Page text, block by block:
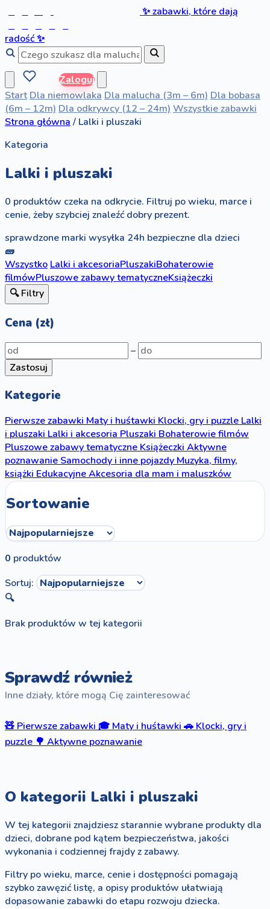
✨zabawki, które dają
radość✨
Zaloguj
Start Dla niemowlaka Dla malucha (3m – 6m) Dla bobasa
(6m – 12m) Dla odkrywcy (12 – 24m) Wszystkie zabawki
Strona główna / Lalki i pluszaki
Kategoria
Lalki i pluszaki
0 produktów czeka na odkrycie. Filtruj po wieku, marce i
cenie, żeby szybciej znaleźć dobry prezent.
sprawdzone marki wysyłka 24h bezpieczne dla dzieci
🧱
Wszystko Lalki i akcesoriaPluszakiBohaterowie
filmówPluszowe zabawy tematyczneKsiążeczki
🔍 Filtry
Cena (zł)
–
Zastosuj
Kategorie
Pierwsze zabawkiMaty i huśtawkiKlocki, gry i puzzleLalki
i pluszakiLalki i akcesoriaPluszakiBohaterowie filmów
Pluszowe zabawy tematyczneKsiążeczkiAktywne
poznawanieSamochody i inne pojazdyMuzyka, filmy,
książkiEdukacyjneAkcesoria dla mam i maluszków
Sortowanie
0 produktów
Sortuj:
🔍
Brak produktów w tej kategorii
Sprawdź również
Inne działy, które mogą Cię zainteresować
🧸 Pierwsze zabawki 🎓 Maty i huśtawki 🚗 Klocki, gry i
puzzle 🌳 Aktywne poznawanie
O kategorii Lalki i pluszaki
W tej kategorii znajdziesz starannie wybrane produkty dla
dzieci, dobrane pod kątem bezpieczeństwa, jakości
wykonania i codziennej frajdy z zabawy.
Filtry po wieku, marce, cenie i dostępności pomagają
szybko zawęzić listę, a opisy produktów ułatwiają
dopasowanie zabawki do etapu rozwoju dziecka.